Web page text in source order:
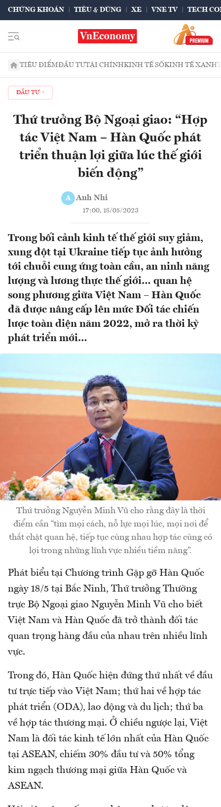
CHỨNG KHOÁN TIÊU & DÙNG XE VNE TV TECH
TIÊU ĐIỂMĐẦU TƯTÀI CHÍNHKINH TẾ SỐKINH TẾ XANH
ĐẦU TƯ
Thứ trưởng Bộ Ngoại giao: “Hợp
tác Việt Nam – Hàn Quốc phát
triển thuận lợi giữa lúc thế giới
biến động”
A Anh Nhi
17:00, 18/05/2023
Trong bối cảnh kinh tế thế giới suy giảm,
xung đột tại Ukraine tiếp tục ảnh hưởng
tới chuỗi cung ứng toàn cầu, an ninh năng
lượng và lương thực thế giới… quan hệ
song phương giữa Việt Nam – Hàn Quốc
đã được nâng cấp lên mức Đối tác chiến
lược toàn diện năm 2022, mở ra thời kỳ
phát triển mới…
Thứ trưởng Nguyễn Minh Vũ cho rằng đây là thời
điểm cần “tìm mọi cách, nỗ lực mọi lúc, mọi nơi để
thắt chặt quan hệ, tiếp tục cùng nhau hợp tác cùng có
lợi trong những lĩnh vực nhiều tiềm năng”.
Phát biểu tại Chương trình Gặp gỡ Hàn Quốc
ngày 18/5 tại Bắc Ninh, Thứ trưởng Thường
trực Bộ Ngoại giao Nguyễn Minh Vũ cho biết
Việt Nam và Hàn Quốc đã trở thành đối tác
quan trọng hàng đầu của nhau trên nhiều lĩnh
vực.
Trong đó, Hàn Quốc hiện đứng thứ nhất về đầu
tư trực tiếp vào Việt Nam; thứ hai về hợp tác
phát triển (ODA), lao động và du lịch; thứ ba
về hợp tác thương mại. Ở chiều ngược lại, Việt
Nam là đối tác kinh tế lớn nhất của Hàn Quốc
tại ASEAN, chiếm 30% đầu tư và 50% tổng
kim ngạch thương mại giữa Hàn Quốc và
ASEAN.